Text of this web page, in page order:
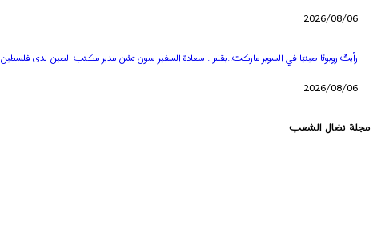
2026/08/06
رأيتُ روبوتًا صينيًا في السوبر ماركت..بقلم : سعادة السفير سون تشن مدير مكتب الصين لدى فلسطين
2026/08/06
مجلة نضال الشعب